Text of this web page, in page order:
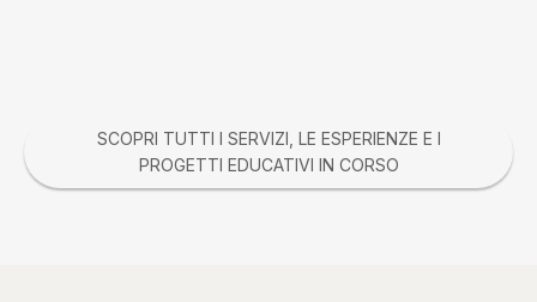
SCOPRI TUTTI I SERVIZI, LE ESPERIENZE E I
PROGETTI EDUCATIVI IN CORSO